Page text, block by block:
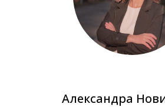
Александра